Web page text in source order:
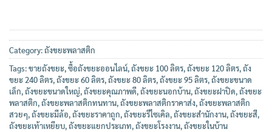
Category:ถังขยะพลาสติก
Tags:ขายถังขยะ,ซื้อถังขยะออนไลน์,ถังขยะ 100 ลิตร,ถังขยะ 120 ลิตร,ถัง
ขยะ 240 ลิตร,ถังขยะ 60 ลิตร,ถังขยะ 80 ลิตร,ถังขยะ 95 ลิตร,ถังขยะขนาด
เล็ก,ถังขยะขนาดใหญ่,ถังขยะคุณภาพดี,ถังขยะนอกบ้าน,ถังขยะฝาปิด,ถังขยะ
พลาสติก,ถังขยะพลาสติกทนทาน,ถังขยะพลาสติกราคาส่ง,ถังขยะพลาสติก
สวยๆ,ถังขยะมีล้อ,ถังขยะราคาถูก,ถังขยะรีไซเคิล,ถังขยะสำนักงาน,ถังขยะสี,
ถังขยะเท้าเหยียบ,ถังขยะแยกประเภท,ถังขยะโรงงาน,ถังขยะในบ้าน